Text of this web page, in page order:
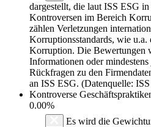
dargestellt, die laut ISS ESG
Kontroversen im Bereich
zählen Verletzungen
Korruptionsstandards, wie
Korruption. Die Bewertungen
Informationen oder
Rückfragen zu den
an ISS ESG. (Datenquelle:
Kontroverse
0.00%
Es wird die